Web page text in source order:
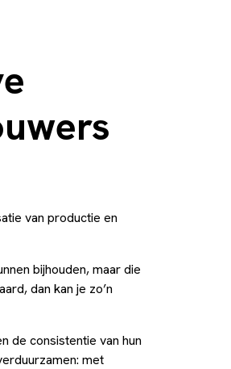
van productie en
bijhouden, maar die
dan kan je zo’n
de consistentie van hun
met